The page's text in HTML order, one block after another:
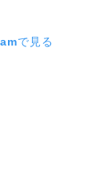
で見る